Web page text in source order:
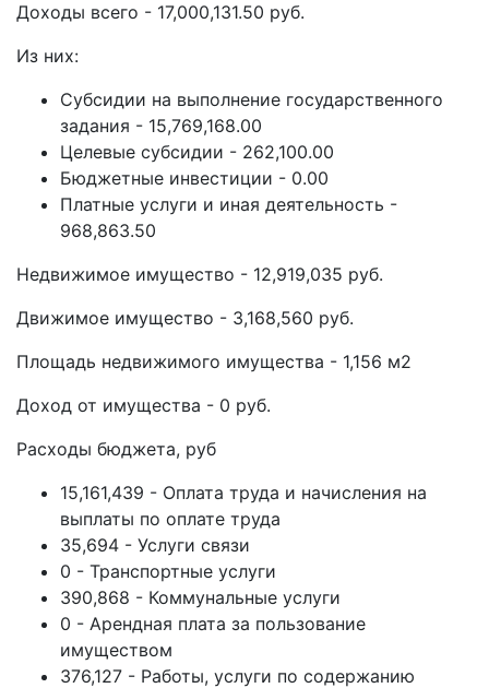
Доходы всего - 17,000,131.50 руб.
Из них:
Субсидии на выполнение государственного
задания - 15,769,168.00
Целевые субсидии - 262,100.00
Бюджетные инвестиции - 0.00
Платные услуги и иная деятельность -
968,863.50
Недвижимое имущество - 12,919,035 руб.
Движимое имущество - 3,168,560 руб.
Площадь недвижимого имущества - 1,156 м2
Доход от имущества - 0 руб.
Расходы бюджета, руб
15,161,439 - Оплата труда и начисления на
выплаты по оплате труда
35,694 - Услуги связи
0 - Транспортные услуги
390,868 - Коммунальные услуги
0 - Арендная плата за пользование
имуществом
376,127 - Работы, услуги по содержанию